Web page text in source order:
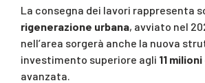
La consegna dei lavori rappresenta
rigenerazione urbana, avviato nel
nell’area sorgerà anche la nuova
investimento superiore agli 11
avanzata.